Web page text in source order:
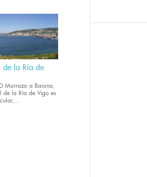
de la Ría de
Morrazo a Baiona,
de la Ría de Vigo es